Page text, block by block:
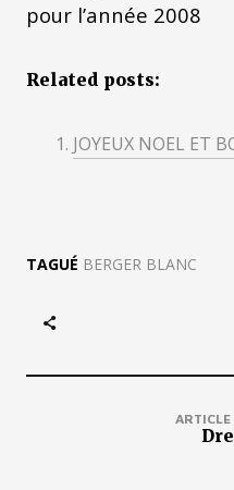
pour l’année 2008
Related posts:
JOYEUX NOEL ET
TAGUÉ BERGER BLANC
ARTICLE